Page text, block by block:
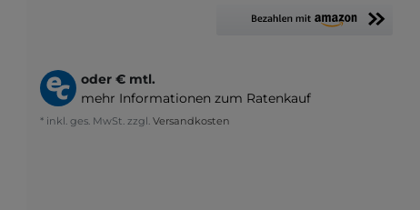
oder € mtl.
mehr Informationen zum Ratenkauf
* inkl. ges. MwSt. zzgl. Versandkosten